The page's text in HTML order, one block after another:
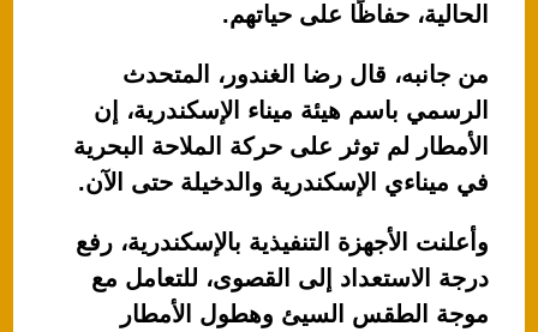
الحالية، حفاظًا على حياتهم.
من جانبه، قال رضا الغندور، المتحدث
الرسمي باسم هيئة ميناء الإسكندرية، إن
الأمطار لم توثر على حركة الملاحة البحرية
في ميناءي الإسكندرية والدخيلة حتى الآن.
وأعلنت الأجهزة التنفيذية بالإسكندرية، رفع
درجة الاستعداد إلى القصوى، للتعامل مع
موجة الطقس السيئ وهطول الأمطار